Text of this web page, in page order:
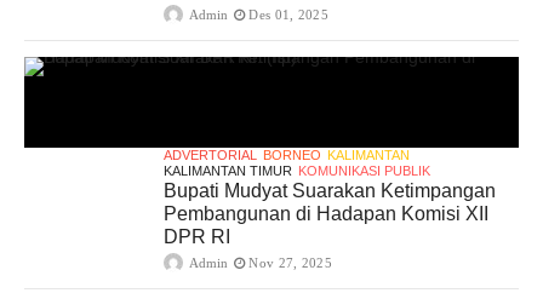
Admin Des 01, 2025
ADVERTORIAL BORNEO KALIMANTAN
KALIMANTAN TIMUR KOMUNIKASI PUBLIK
Bupati Mudyat Suarakan Ketimpangan
Pembangunan di Hadapan Komisi XII
DPR RI
Admin Nov 27, 2025